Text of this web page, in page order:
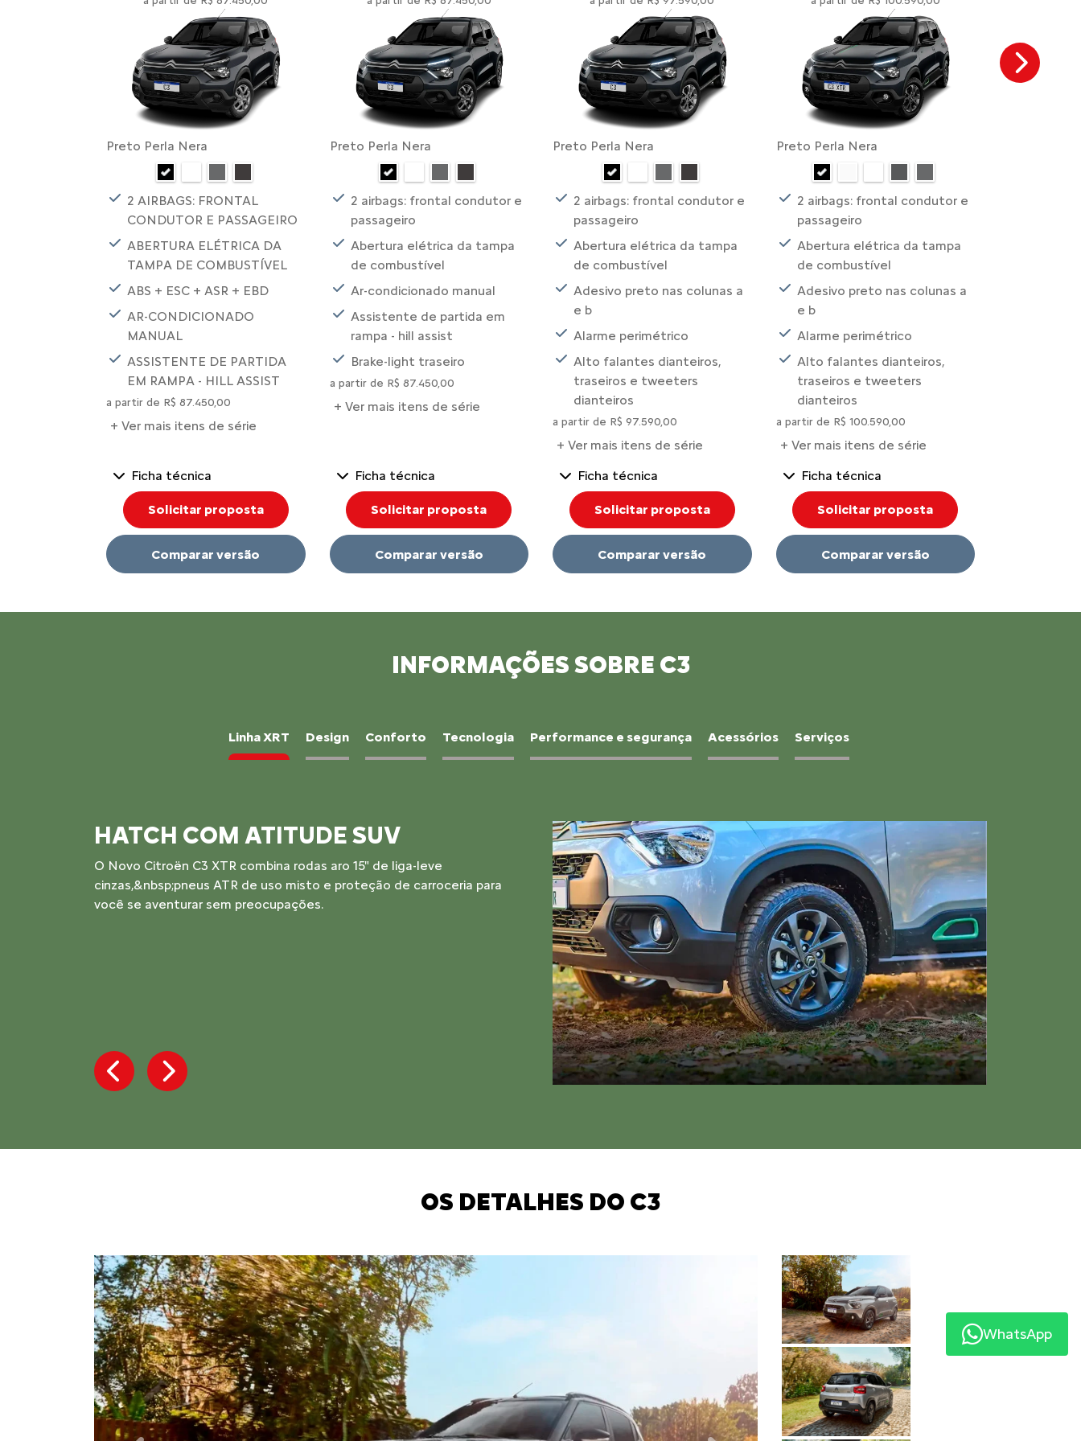
Preto Perla Nera
2 AIRBAGS: FRONTAL
CONDUTOR E PASSAGEIRO
ABERTURA ELÉTRICA DA
TAMPA DE COMBUSTÍVEL
ABS + ESC + ASR + EBD
AR-CONDICIONADO
MANUAL
ASSISTENTE DE PARTIDA
EM RAMPA - HILL ASSIST
a partir de R$ 87.450,00
+ Ver mais itens de série
Ficha técnica
Solicitar proposta
Comparar versão
Preto Perla Nera
2 airbags: frontal condutor e
passageiro
Abertura elétrica da tampa
de combustível
Ar-condicionado manual
Assistente de partida em
rampa - hill assist
Brake-light traseiro
a partir de R$ 87.450,00
+ Ver mais itens de série
Ficha técnica
Solicitar proposta
Comparar versão
Preto Perla Nera
2 airbags: frontal condutor e
passageiro
Abertura elétrica da tampa
de combustível
Adesivo preto nas colunas a
e b
Alarme perimétrico
Alto falantes dianteiros,
traseiros e tweeters
dianteiros
a partir de R$ 97.590,00
+ Ver mais itens de série
Ficha técnica
Solicitar proposta
Comparar versão
Preto Perla Nera
2 airbags: frontal condutor e
passageiro
Abertura elétrica da tampa
de combustível
Adesivo preto nas colunas a
e b
Alarme perimétrico
Alto falantes dianteiros,
traseiros e tweeters
dianteiros
a partir de R$ 100.590,00
+ Ver mais itens de série
Ficha técnica
Solicitar proposta
Comparar versão
Next
INFORMAÇÕES SOBRE C3
Linha XRT Design Conforto Tecnologia Performance e segurança Acessórios Serviços
INTERIOR EXCLUSIVO
Acabamento escurecido, bancos com detalhes na costura e painel com
identidade visual própria: tudo no Novo C3 XTR foi pensado para quem
não abre mão de personalidade em cada detalhe.
OS DETALHES DO C3
WhatsApp